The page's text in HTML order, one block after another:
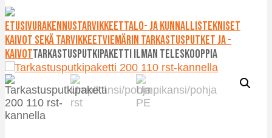
EtusivuRakennustarvikkeetTalo- ja kunnallistekniset
kaivot sekä tarvikkeetViemärin tarkastusputket ja -
kaivotTarkastusputkipaketti ilman teleskooppia